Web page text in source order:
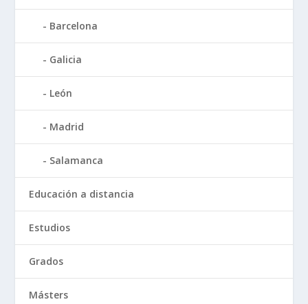
Barcelona
Galicia
León
Madrid
Salamanca
Educación a distancia
Estudios
Grados
Másters